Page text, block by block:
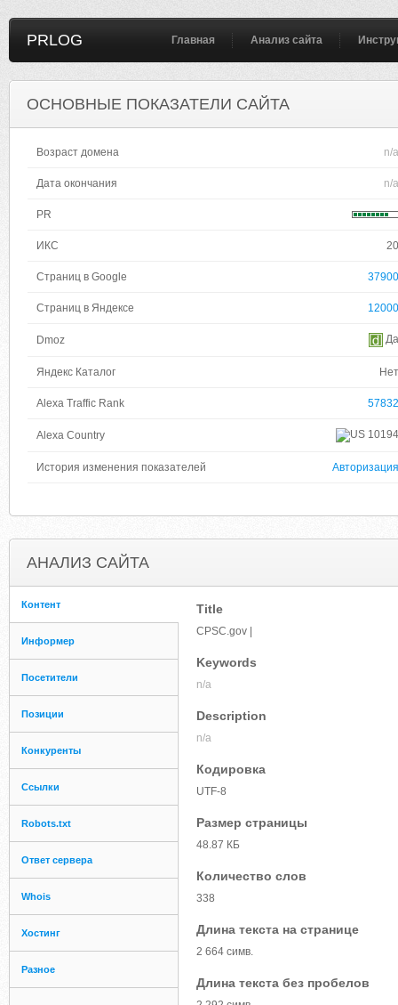
PRLOG Главная Анализ сайта
ОСНОВНЫЕ ПОКАЗАТЕЛИ САЙТА
Возраст домена n/a
Дата окончания n/a
PR
ИКС 20
Страниц в Google 37900
Страниц в Яндексе 12000
Dmoz Да
Яндекс Каталог Нет
Alexa Traffic Rank 57832
Alexa Country 10194
История изменения показателей Авторизация
АНАЛИЗ САЙТА
Контент
Информер
Посетители
Позиции
Конкуренты
Ссылки
Robots.txt
Ответ сервера
Whois
Хостинг
Разное
Title
CPSC.gov |
Keywords
n/a
Description
n/a
Кодировка
UTF-8
Размер страницы
48.87 КБ
Количество слов
338
Длина текста на странице
2 664 симв.
Длина текста без пробелов